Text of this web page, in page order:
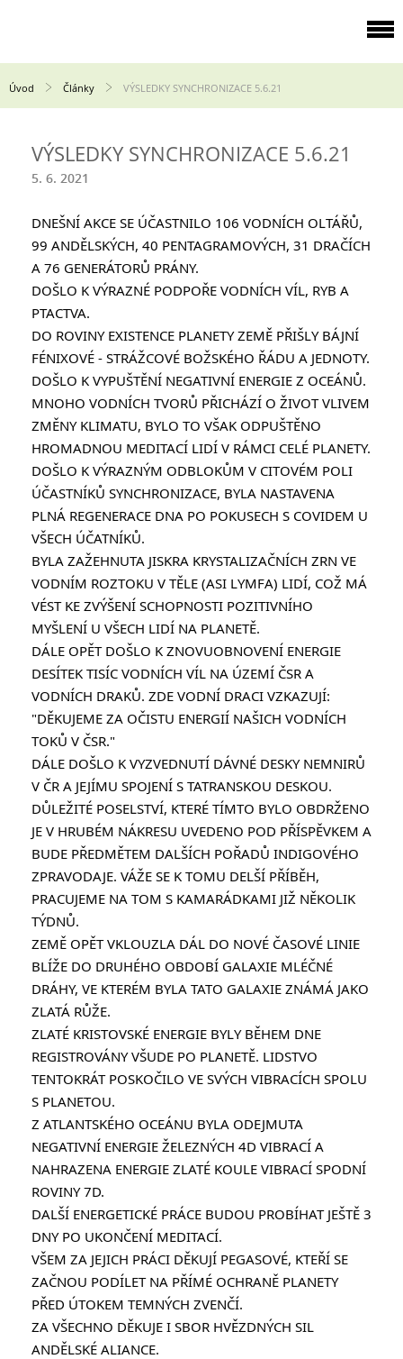
Úvod Články VÝSLEDKY SYNCHRONIZACE 5.6.21
VÝSLEDKY SYNCHRONIZACE 5.6.21
5. 6. 2021
DNEŠNÍ AKCE SE ÚČASTNILO 106 VODNÍCH OLTÁŘŮ,
99 ANDĚLSKÝCH, 40 PENTAGRAMOVÝCH, 31 DRAČÍCH
A 76 GENERÁTORŮ PRÁNY.
DOŠLO K VÝRAZNÉ PODPOŘE VODNÍCH VÍL, RYB A
PTACTVA.
DO ROVINY EXISTENCE PLANETY ZEMĚ PŘIŠLY BÁJNÍ
FÉNIXOVÉ - STRÁŽCOVÉ BOŽSKÉHO ŘÁDU A JEDNOTY.
DOŠLO K VYPUŠTĚNÍ NEGATIVNÍ ENERGIE Z OCEÁNŮ.
MNOHO VODNÍCH TVORŮ PŘICHÁZÍ O ŽIVOT VLIVEM
ZMĚNY KLIMATU, BYLO TO VŠAK ODPUŠTĚNO
HROMADNOU MEDITACÍ LIDÍ V RÁMCI CELÉ PLANETY.
DOŠLO K VÝRAZNÝM ODBLOKŮM V CITOVÉM POLI
ÚČASTNÍKŮ SYNCHRONIZACE, BYLA NASTAVENA
PLNÁ REGENERACE DNA PO POKUSECH S COVIDEM U
VŠECH ÚČATNÍKŮ.
BYLA ZAŽEHNUTA JISKRA KRYSTALIZAČNÍCH ZRN VE
VODNÍM ROZTOKU V TĚLE (ASI LYMFA) LIDÍ, COŽ MÁ
VÉST KE ZVÝŠENÍ SCHOPNOSTI POZITIVNÍHO
MYŠLENÍ U VŠECH LIDÍ NA PLANETĚ.
DÁLE OPĚT DOŠLO K ZNOVUOBNOVENÍ ENERGIE
DESÍTEK TISÍC VODNÍCH VÍL NA ÚZEMÍ ČSR A
VODNÍCH DRAKŮ. ZDE VODNÍ DRACI VZKAZUJÍ:
"DĚKUJEME ZA OČISTU ENERGIÍ NAŠICH VODNÍCH
TOKŮ V ČSR."
DÁLE DOŠLO K VYZVEDNUTÍ DÁVNÉ DESKY NEMNIRŮ
V ČR A JEJÍMU SPOJENÍ S TATRANSKOU DESKOU.
DŮLEŽITÉ POSELSTVÍ, KTERÉ TÍMTO BYLO OBDRŽENO
JE V HRUBÉM NÁKRESU UVEDENO POD PŘÍSPĚVKEM A
BUDE PŘEDMĚTEM DALŠÍCH POŘADŮ INDIGOVÉHO
ZPRAVODAJE. VÁŽE SE K TOMU DELŠÍ PŘÍBĚH,
PRACUJEME NA TOM S KAMARÁDKAMI JIŽ NĚKOLIK
TÝDNŮ.
ZEMĚ OPĚT VKLOUZLA DÁL DO NOVÉ ČASOVÉ LINIE
BLÍŽE DO DRUHÉHO OBDOBÍ GALAXIE MLÉČNÉ
DRÁHY, VE KTERÉM BYLA TATO GALAXIE ZNÁMÁ JAKO
ZLATÁ RŮŽE.
ZLATÉ KRISTOVSKÉ ENERGIE BYLY BĚHEM DNE
REGISTROVÁNY VŠUDE PO PLANETĚ. LIDSTVO
TENTOKRÁT POSKOČILO VE SVÝCH VIBRACÍCH SPOLU
S PLANETOU.
Z ATLANTSKÉHO OCEÁNU BYLA ODEJMUTA
NEGATIVNÍ ENERGIE ŽELEZNÝCH 4D VIBRACÍ A
NAHRAZENA ENERGIE ZLATÉ KOULE VIBRACÍ SPODNÍ
ROVINY 7D.
DALŠÍ ENERGETICKÉ PRÁCE BUDOU PROBÍHAT JEŠTĚ 3
DNY PO UKONČENÍ MEDITACÍ.
VŠEM ZA JEJICH PRÁCI DĚKUJÍ PEGASOVÉ, KTEŘÍ SE
ZAČNOU PODÍLET NA PŘÍMÉ OCHRANĚ PLANETY
PŘED ÚTOKEM TEMNÝCH ZVENČÍ.
ZA VŠECHNO DĚKUJE I SBOR HVĚZDNÝCH SIL
ANDĚLSKÉ ALIANCE.